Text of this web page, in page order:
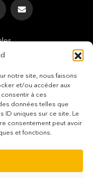
notre site, nous faisons
et/ou accéder aux
à ces
données telles que
ID uniques sur ce site. Le
consentement peut avoir
et fonctions.
(UE)
De Vente
E-Tickets
71